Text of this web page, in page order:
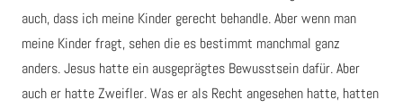
auch, dass ich meine Kinder gerecht behandle. Aber wenn man
meine Kinder fragt, sehen die es bestimmt manchmal ganz
anders. Jesus hatte ein ausgeprägtes Bewusstsein dafür. Aber
auch er hatte Zweifler. Was er als Recht angesehen hatte, hatten